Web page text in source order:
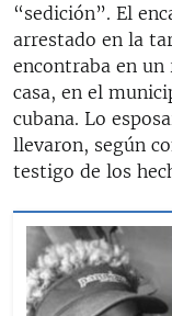
“sedición”. El
arrestado en la
encontraba en un
casa, en el
cubana. Lo
llevaron, según
testigo de los